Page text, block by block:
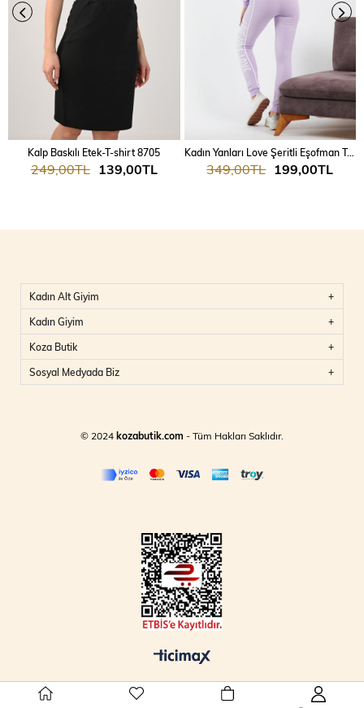
Kalp Baskılı Etek-T-shirt 8705
139,00TL
249,00TL
Kadın Yanları Love Şeritli Eşofman Takım 7025
199,00TL
349,00TL
Kadın Alt Giyim
Kadın Giyim
Koza Butik
Sosyal Medyada Biz
© 2024kozabutik.com - Tüm Hakları Saklıdır.